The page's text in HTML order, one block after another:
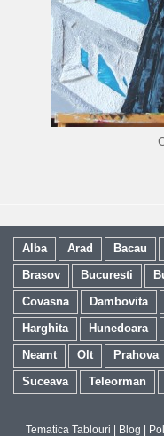
Alba Arad Bacau
Brasov
Bucuresti
Covasna
Dambovita
Harghita
Hunedoara
Neamt
Olt Prahova
Suceava
Teleorman
Tematica Tablouri | Blog |